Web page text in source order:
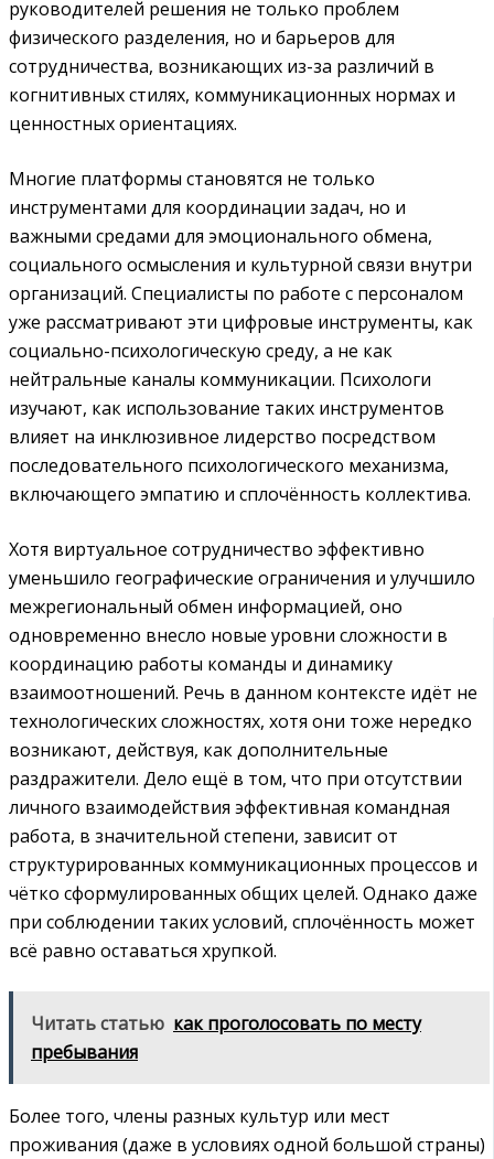
руководителей решения не только проблем
физического разделения, но и барьеров для
сотрудничества, возникающих из-за различий в
когнитивных стилях, коммуникационных нормах и
ценностных ориентациях.
Многие платформы становятся не только
инструментами для координации задач, но и
важными средами для эмоционального обмена,
социального осмысления и культурной связи внутри
организаций. Специалисты по работе с персоналом
уже рассматривают эти цифровые инструменты, как
социально-психологическую среду, а не как
нейтральные каналы коммуникации. Психологи
изучают, как использование таких инструментов
влияет на инклюзивное лидерство посредством
последовательного психологического механизма,
включающего эмпатию и сплочённость коллектива.
Хотя виртуальное сотрудничество эффективно
уменьшило географические ограничения и улучшило
межрегиональный обмен информацией, оно
одновременно внесло новые уровни сложности в
координацию работы команды и динамику
взаимоотношений. Речь в данном контексте идёт не
технологических сложностях, хотя они тоже нередко
возникают, действуя, как дополнительные
раздражители. Дело ещё в том, что при отсутствии
личного взаимодействия эффективная командная
работа, в значительной степени, зависит от
структурированных коммуникационных процессов и
чётко сформулированных общих целей. Однако даже
при соблюдении таких условий, сплочённость может
всё равно оставаться хрупкой.
Читать статью как проголосовать по месту
пребывания
Более того, члены разных культур или мест
проживания (даже в условиях одной большой страны)